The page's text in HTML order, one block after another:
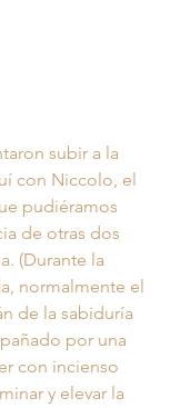
subir a la
con Niccolo, el
pudiéramos
de otras dos
(Durante la
normalmente el
de la sabiduría
por una
con incienso
y elevar la